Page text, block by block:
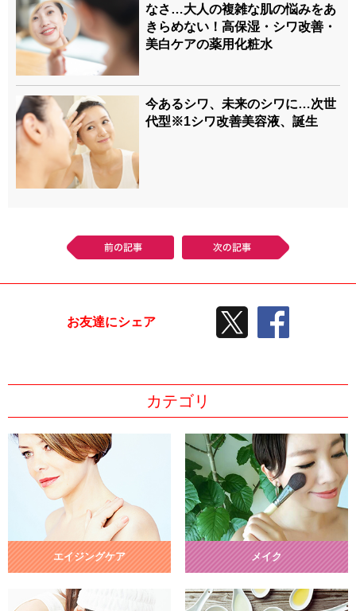
なさ…大人の複雑な肌の悩みをあ
きらめない！高保湿・シワ改善・
美白ケアの薬用化粧水
今あるシワ、未来のシワに…次世
代型※1シワ改善美容液、誕生
前の記事
お友達にシェア
TWEETする
カテゴリ
エイジングケア メイク